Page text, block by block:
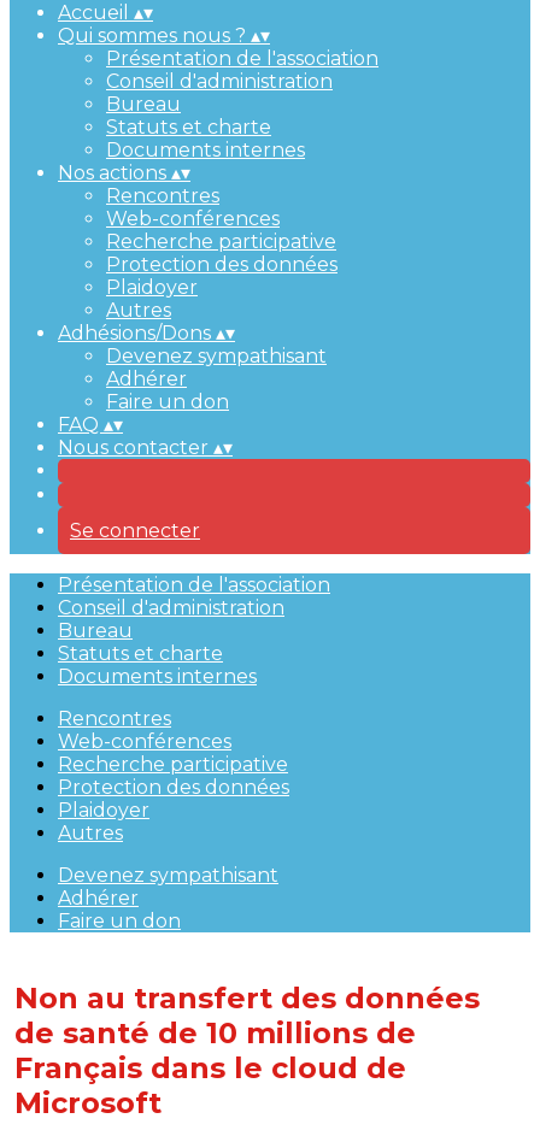
Accueil ▴▾
Qui sommes nous ? ▴▾
Présentation de l'association
Conseil d'administration
Bureau
Statuts et charte
Documents internes
Nos actions ▴▾
Rencontres
Web-conférences
Recherche participative
Protection des données
Plaidoyer
Autres
Adhésions/Dons ▴▾
Devenez sympathisant
Adhérer
Faire un don
FAQ ▴▾
Nous contacter ▴▾
Se connecter
Présentation de l'association
Conseil d'administration
Bureau
Statuts et charte
Documents internes
Rencontres
Web-conférences
Recherche participative
Protection des données
Plaidoyer
Autres
Devenez sympathisant
Adhérer
Faire un don
Non au transfert des données
de santé de 10 millions de
Français dans le cloud de
Microsoft